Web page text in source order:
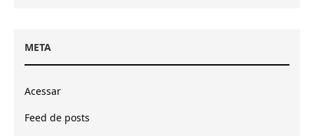
META
Acessar
Feed de posts